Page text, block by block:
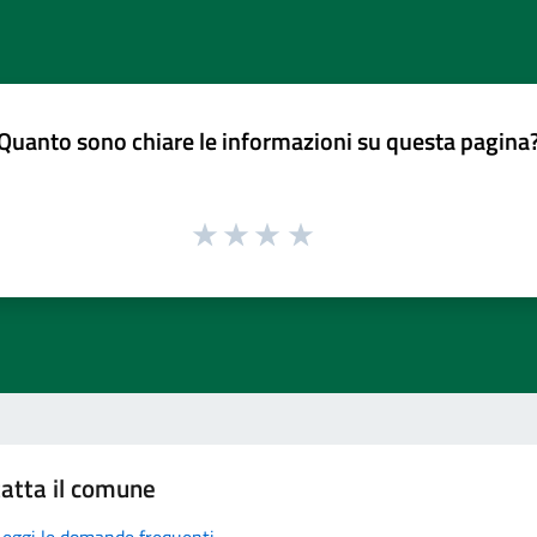
sono chiare le informazioni su questa
il comune